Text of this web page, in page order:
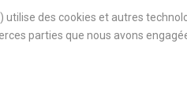
utilise des cookies et autres
parties que nous avons